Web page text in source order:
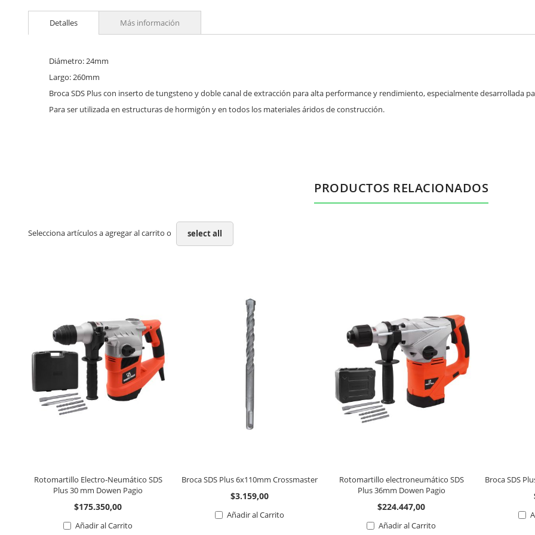
to
beginning
images
gallery
Detalles
Diámetro: 24mm
Largo: 260mm
Broca SDS Plus con inserto de tungsteno y doble canal de extracción para alta performance y rendimiento, especialmente desarrollada
Para ser utilizada en estructuras de hormigón y en todos los materiales áridos de construcción.
Más información
PRODUCTOS RELACIONADOS
Selecciona artículos a agregar al carrito o select all
Rotomartillo Electro-Neumático SDS
Plus 30 mm Dowen Pagio
$175.350,00
Añadir al Carrito
Broca SDS Plus 6x110mm Crossmaster
$3.159,00
Añadir al Carrito
Rotomartillo electroneumático SDS
Plus 36mm Dowen Pagio
$224.447,00
Añadir al Carrito
Broca SDS